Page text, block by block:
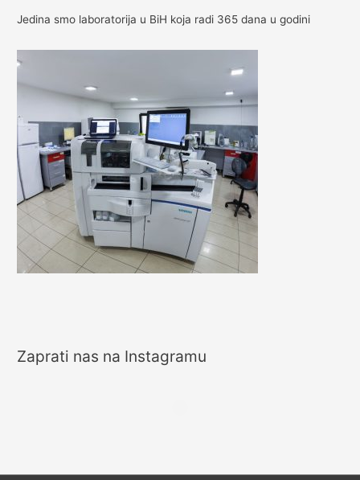
h
o
Jedina smo laboratorija u BiH koja radi 365 dana u godini
Zaprati nas na Instagramu